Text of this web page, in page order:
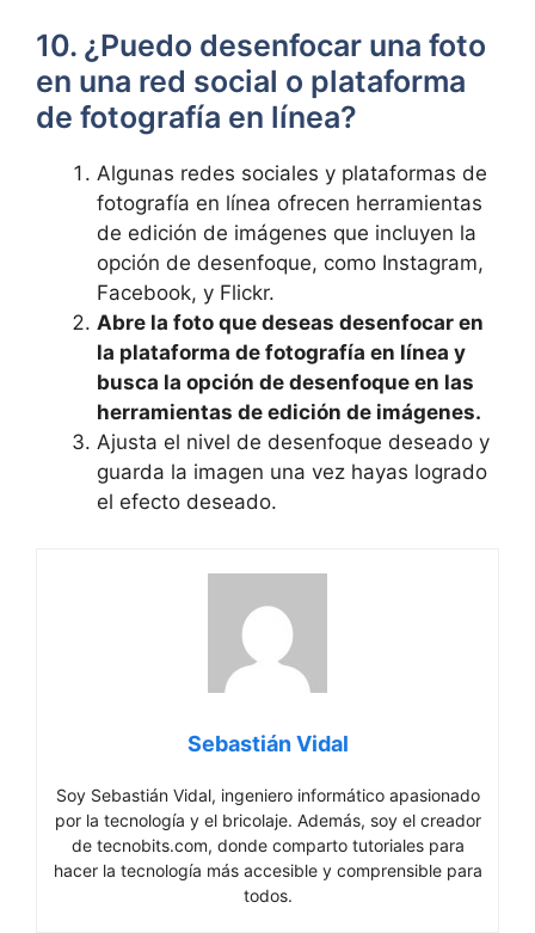
10. ¿Puedo desenfocar una foto
en ⁣una red social o plataforma
de fotografía en línea?
Algunas redes sociales y plataformas de
fotografía⁢ en ‍línea ofrecen ⁤herramientas
de edición de imágenes que incluyen la
opción de desenfoque, como Instagram,​
Facebook, y Flickr.
Abre la‌ foto‌ que deseas desenfocar en
la plataforma de fotografía en línea y
busca la opción de desenfoque en las‌
herramientas de​ edición de imágenes.
Ajusta el nivel de desenfoque deseado⁣ y
guarda​ la imagen una vez⁢ hayas logrado
el efecto‍ deseado.
Sebastián Vidal
Soy Sebastián Vidal, ingeniero informático apasionado
por la tecnología y el bricolaje. Además, soy el creador
de tecnobits.com, donde comparto tutoriales para
hacer la tecnología más accesible y comprensible para
todos.